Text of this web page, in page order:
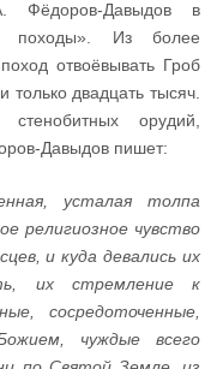
Фёдоров-Давыдов в
походы». Из более
отвоёвывать Гроб
двадцать тысяч.
орудий,
Давыдов пишет:
усталая толпа
религиозное чувство
и куда девались их
их стремление к
сосредоточенные,
чуждые всего